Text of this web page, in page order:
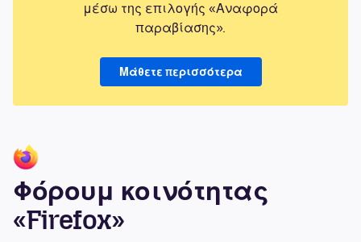
μέσω της επιλογής «Αναφορά
παραβίασης».
Μάθετε περισσότερα
Φόρουμ κοινότητας
«Firefox»